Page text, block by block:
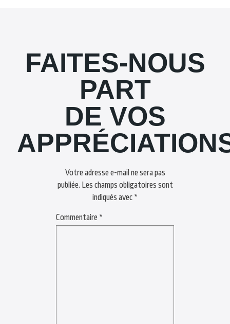
FAITES-NOUS
PART
DE VOS
Votre adresse e-mail ne sera pas
publiée. Les champs obligatoires sont
indiqués avec *
Commentaire *